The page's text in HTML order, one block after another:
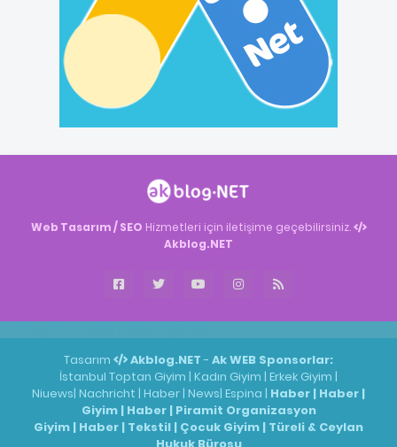
Web Tasarım / SEO Hizmetleri için iletişime geçebilirsiniz.
Akblog.NET
Tasarım Akblog.NET - Ak WEB Sponsorlar:
İstanbul Toptan Giyim | Kadın Giyim | Erkek Giyim |
Niuews| Nachricht | Haber | News| Espina | Haber | Haber |
Giyim| Haber| Piramit Organizasyon
Giyim | Haber | Tekstil | Çocuk Giyim | Türeli & Ceylan
Hukuk Bürosu